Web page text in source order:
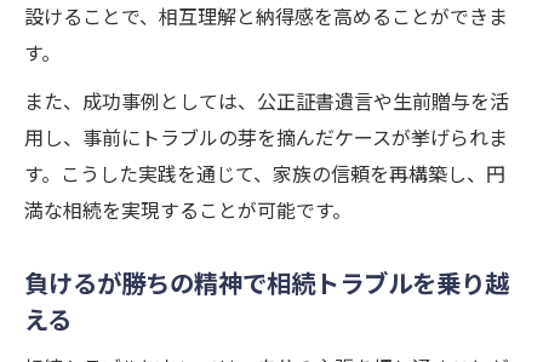
設けることで、相互理解と納得感を高めることができま
す。
また、成功事例としては、公正証書遺言や生前贈与を活
用し、事前にトラブルの芽を摘んだケースが挙げられま
す。こうした実践を通じて、家族の信頼を再構築し、円
満な相続を実現することが可能です。
負けるが勝ちの精神で相続トラブルを乗り越
える